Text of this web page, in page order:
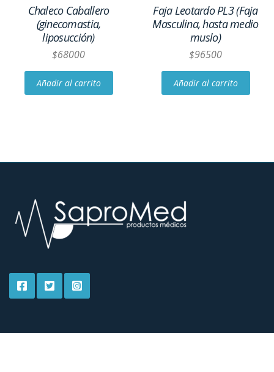
Chaleco Caballero
(ginecomastia,
liposucción)
$68000
Añadir al carrito
Faja Leotardo PL3 (Faja
Masculina, hasta medio
muslo)
$96500
Añadir al carrito